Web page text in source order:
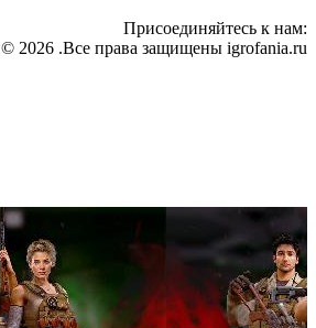
Присоединяйтесь к нам:
© 2026 .Все права защищены igrofania.ru